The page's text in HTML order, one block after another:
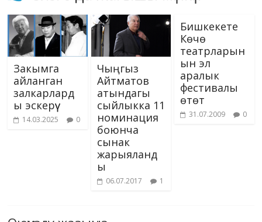
Закымга
айланган
залкарлард
ы эскерүү
14.03.2025 0
Чыңгыз
Айтматов
атындагы
сыйлыкка 11
номинация
боюнча
сынак
жарыяланд
ы
06.07.2017 1
Бишкекете
Көчө
театрларын
ын эл
аралык
фестивалы
өтөт
31.07.2009 0